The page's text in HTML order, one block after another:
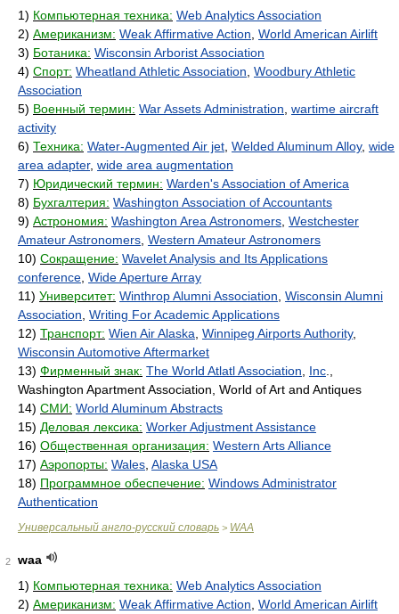
1) Компьютерная техника: Web Analytics Association
2) Американизм: Weak Affirmative Action World American Airlift
3) Ботаника: Wisconsin Arborist Association
4) Спорт: Wheatland Athletic Association Woodbury Athletic
Association
5) Военный термин: War Assets Administration wartime aircraft
activity
6) Техника: Water-Augmented Air jet Welded Aluminum Alloy, wide
area adapter, wide area augmentation
7) Юридический термин: Warden's Association of America
8) Бухгалтерия: Washington Association of Accountants
9) Астрономия: Washington Area Astronomers Westchester
Amateur Astronomers Western Amateur Astronomers
10) Сокращение: Wavelet Analysis and Its Applications
conference Wide Aperture Array
11) Университет: Winthrop Alumni Association Wisconsin Alumni
Association Writing For Academic Applications
12) Транспорт: Wien Air Alaska Winnipeg Airports Authority,
Wisconsin Automotive Aftermarket
13) Фирменный знак: The World Atlatl Association Inc
Washington Apartment Association, World of Art and Antiques
14) СМИ: World Aluminum Abstracts
15) Деловая лексика: Worker Adjustment Assistance
16) Общественная организация: Western Arts Alliance
17) Аэропорты: Wales Alaska USA
18) Программное обеспечение: Windows Administrator
Authentication
Универсальный англо-русский словарь > WAA
2
waa
1) Компьютерная техника: Web Analytics Association
2) Американизм: Weak Affirmative Action World American Airlift